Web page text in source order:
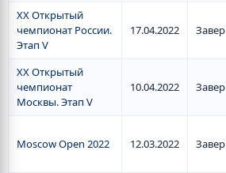
XX Открытый
чемпионат России.
Этап V
17.04.2022
XX Открытый
чемпионат
Москвы. Этап V
10.04.2022
Moscow Open 2022 12.03.2022